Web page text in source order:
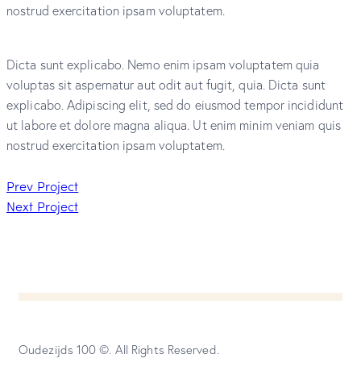
nostrud exercitation ipsam voluptatem.
Dicta sunt explicabo. Nemo enim ipsam voluptatem quia
voluptas sit aspernatur aut odit aut fugit, quia. Dicta sunt
explicabo. Adipiscing elit, sed do eiusmod tempor incididunt
ut labore et dolore magna aliqua. Ut enim minim veniam quis
nostrud exercitation ipsam voluptatem.
Prev Project
Next Project
Oudezijds 100 ©. All Rights Reserved.